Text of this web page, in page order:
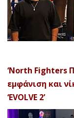
‘North Fighters
εμφάνιση και
‘EVOLVE 2’